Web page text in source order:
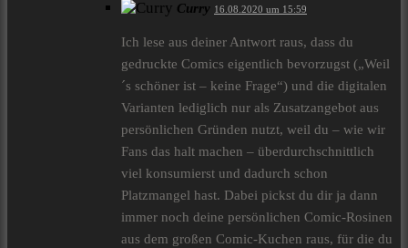
Curry 16.08.2020 um 15:59
Ich lese aus deiner Antwort raus, dass du
gedruckte Comics eigentlich bevorzugst („Weil
´s schöner ist – keine Frage“) und die digitalen
Varianten lediglich nur als Zusatzangebot aus
persönlichen Gründen nutzt, weil du – wie wir
Fans das halt machen – überdurchschnittlich
viel konsumierst und dadurch schon
Platzmangel hast. Dabei pickst du dir ja dann
immer noch deine persönlichen Comic-Rosinen
aus dem großen Comic-Kuchen raus, für die du